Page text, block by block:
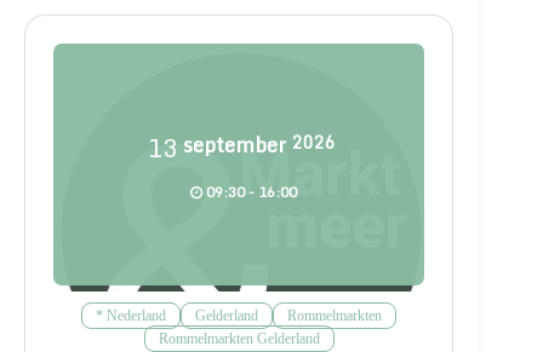
13 september 2026
09:30 - 16:00
* Nederland Gelderland
Rommelmarkten
Rommelmarkten Gelderland